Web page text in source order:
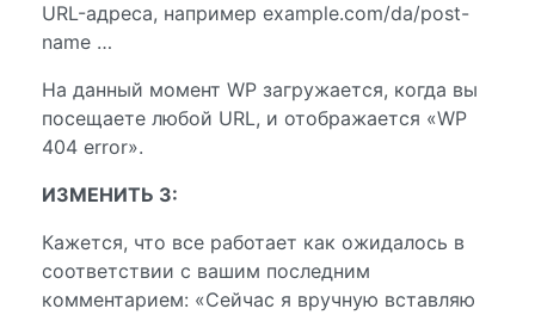
URL-адреса, например example.com/da/post-
name …
На данный момент WP загружается, когда вы
посещаете любой URL, и отображается «WP
404 error».
ИЗМЕНИТЬ 3:
Кажется, что все работает как ожидалось в
соответствии с вашим последним
комментарием: «Сейчас я вручную вставляю